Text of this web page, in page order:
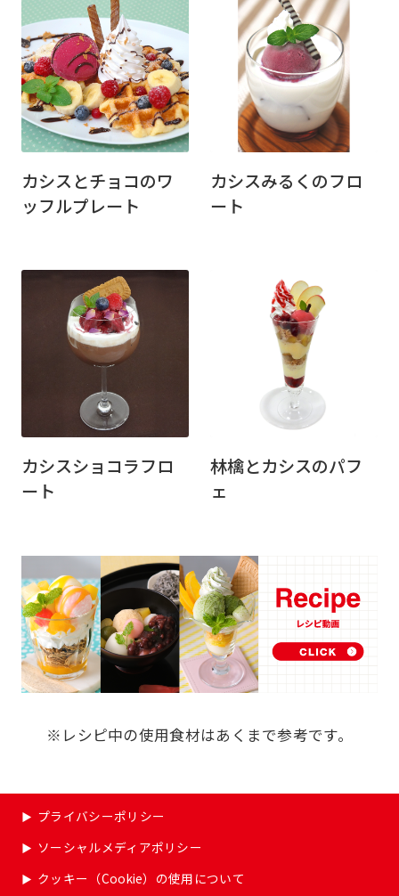
カシスとチョコのワ
ッフルプレート
カシスみるくのフロ
ート
カシスショコラフロ
ート
林檎とカシスのパフ
ェ
※レシピ中の使用食材はあくまで参考です。
プライバシーポリシー
ソーシャルメディアポリシー
クッキー（Cookie）の使用について